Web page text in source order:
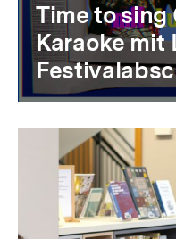
Time to sing
Karaoke mit